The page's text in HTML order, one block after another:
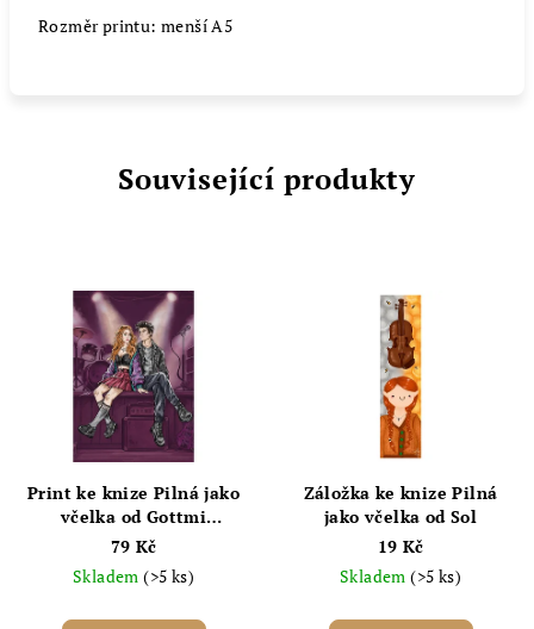
Rozměr printu: menší A5
Související produkty
Print ke knize Pilná jako
včelka od Gottmi
(punkový koncert)
79 Kč
Skladem(>5 ks)
Záložka ke knize Pilná
jako včelka od Sol
19 Kč
Skladem(>5 ks)